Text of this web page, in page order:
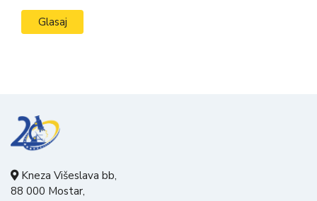
Kneza Višeslava bb,
88 000 Mostar,